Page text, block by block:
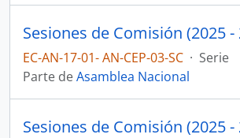
Sesiones de Comisión (2025 -
EC-AN-17-01- AN-CEP-03-SC · Serie
Parte deAsamblea Nacional
Sesiones de Comisión (2025 -